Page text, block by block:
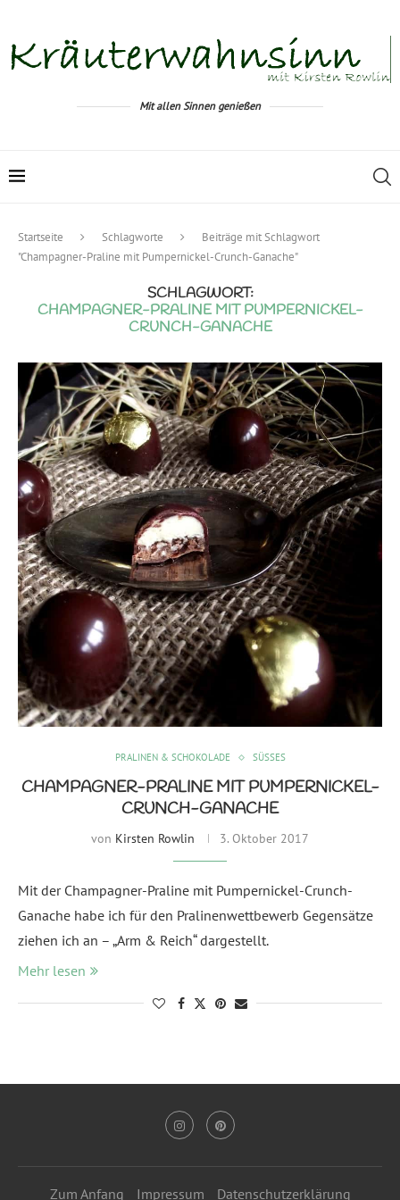
Mit allen Sinnen genießen
Startseite Schlagworte
Beiträge mit Schlagwort
"Champagner-Praline mit Pumpernickel-Crunch-Ganache"
SCHLAGWORT:
CHAMPAGNER-PRALINE MIT PUMPERNICKEL-
CRUNCH-GANACHE
PRALINEN & SCHOKOLADE SÜSSES
CHAMPAGNER-PRALINE MIT PUMPERNICKEL-
CRUNCH-GANACHE
von Kirsten Rowlin 3. Oktober 2017
Mit der Champagner-Praline mit Pumpernickel-Crunch-
Ganache habe ich für den Pralinenwettbewerb Gegensätze
ziehen ich an – „Arm & Reich“ dargestellt.
Mehr lesen
Zum Anfang Impressum Datenschutzerklärung